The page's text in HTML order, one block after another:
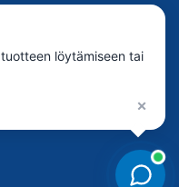
Reserved
löytämiseen tai
×